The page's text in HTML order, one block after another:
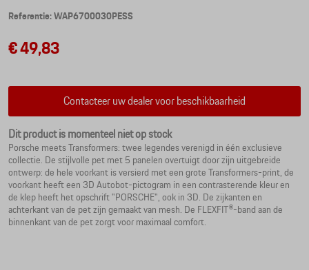
Referentie: WAP6700030PESS
€ 49,83
Contacteer uw dealer voor beschikbaarheid
Dit product is momenteel niet op stock
Porsche meets Transformers: twee legendes verenigd in één exclusieve
collectie. De stijlvolle pet met 5 panelen overtuigt door zijn uitgebreide
ontwerp: de hele voorkant is versierd met een grote Transformers-print, de
voorkant heeft een 3D Autobot-pictogram in een contrasterende kleur en
de klep heeft het opschrift "PORSCHE", ook in 3D. De zijkanten en
achterkant van de pet zijn gemaakt van mesh. De FLEXFIT®-band aan de
binnenkant van de pet zorgt voor maximaal comfort.